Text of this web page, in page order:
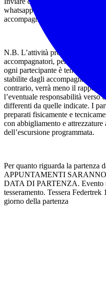
whatsapp , Il resto della quota
accompagnatori in loco .
N.B. L’attività proposta potrà
accompagnatori, per ragioni di
ogni partecipante è tenuto a
stabilite dagli accompagnatori,
contrario, verrà meno il rapporto
l’eventuale responsabilità verso
differenti da quelle indicate. I
preparati fisicamente e
con abbigliamento e attrezzature
dell’escursione programmata.
Per quanto riguarda la
APPUNTAMENTI
DATA DI PARTENZA. Evento
tesseramento. Tessera
giorno della partenza